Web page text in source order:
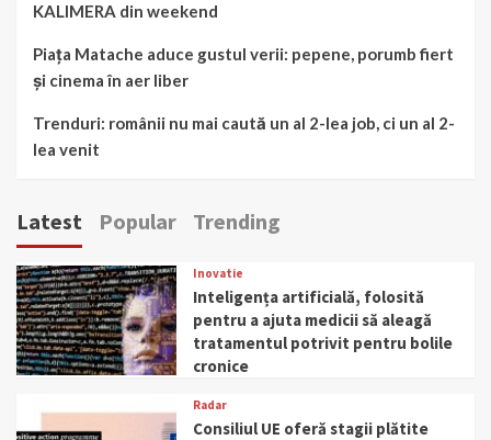
KALIMERA din weekend
Piața Matache aduce gustul verii: pepene, porumb fiert
și cinema în aer liber
Trenduri: românii nu mai caută un al 2-lea job, ci un al 2-
lea venit
Latest Popular Trending
Inovatie
Inteligența artificială, folosită
pentru a ajuta medicii să aleagă
tratamentul potrivit pentru bolile
cronice
Radar
Consiliul UE oferă stagii plătite